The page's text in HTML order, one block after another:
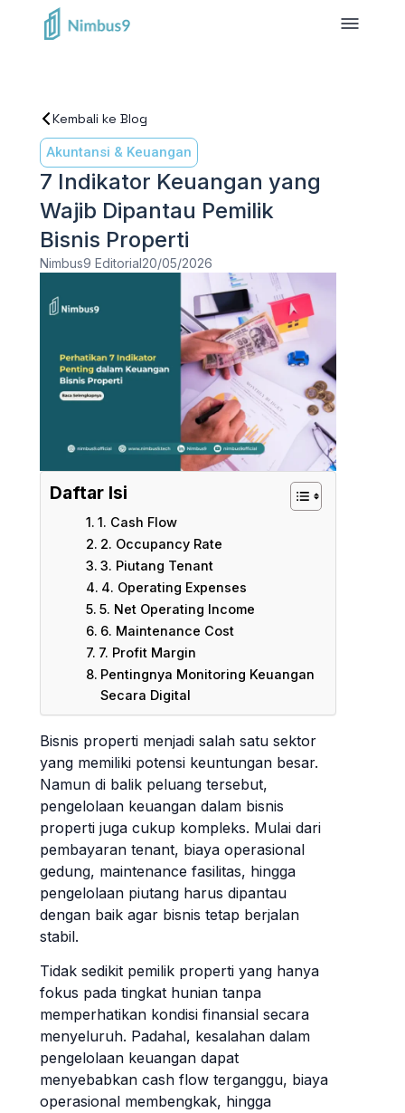
Kembali ke Blog
Akuntansi & Keuangan
7 Indikator Keuangan yang
Wajib Dipantau Pemilik
Bisnis Properti
Nimbus9 Editorial20/05/2026
Daftar Isi
1. Cash Flow
2. Occupancy Rate
3. Piutang Tenant
4. Operating Expenses
5. Net Operating Income
6. Maintenance Cost
7. Profit Margin
Pentingnya Monitoring Keuangan
Secara Digital
Bisnis properti menjadi salah satu sektor
yang memiliki potensi keuntungan besar.
Namun di balik peluang tersebut,
pengelolaan keuangan dalam bisnis
properti juga cukup kompleks. Mulai dari
pembayaran tenant, biaya operasional
gedung, maintenance fasilitas, hingga
pengelolaan piutang harus dipantau
dengan baik agar bisnis tetap berjalan
stabil.
Tidak sedikit pemilik properti yang hanya
fokus pada tingkat hunian tanpa
memperhatikan kondisi finansial secara
menyeluruh. Padahal, kesalahan dalam
pengelolaan keuangan dapat
menyebabkan cash flow terganggu, biaya
operasional membengkak, hingga